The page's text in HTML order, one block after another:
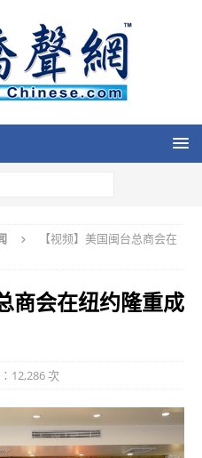
【视频】美国闽台总商会在
商会在纽约隆重成
12,286 次